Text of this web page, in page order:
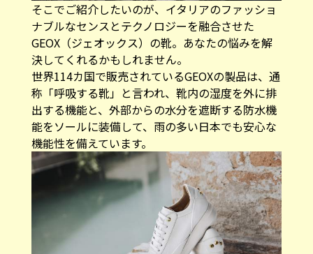
そこでご紹介したいのが、イタリアのファッショ
ナブルなセンスとテクノロジーを融合させた
GEOX（ジェオックス）の靴。あなたの悩みを解
決してくれるかもしれません。
世界114カ国で販売されているGEOXの製品は、通
称「呼吸する靴」と言われ、靴内の湿度を外に排
出する機能と、外部からの水分を遮断する防水機
能をソールに装備して、雨の多い日本でも安心な
機能性を備えています。